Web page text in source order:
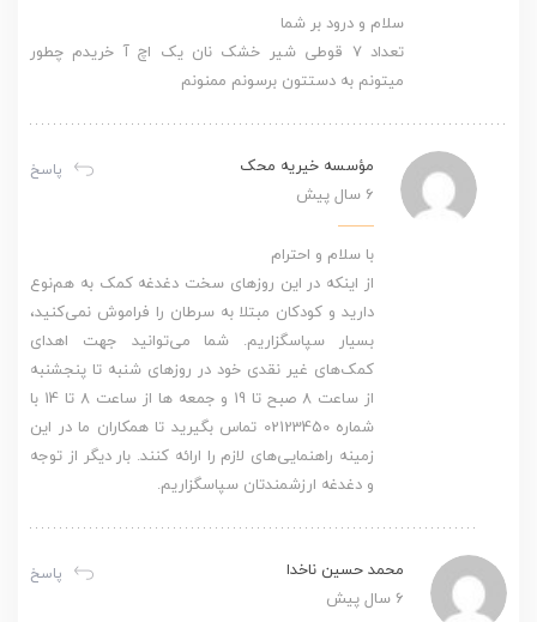
سلام و درود بر شما
تعداد ۷ قوطی شیر خشک نان یک اچ آ خریدم چطور
میتونم به دستتون برسونم ممنونم
پاسخ
مؤسسه خیریه محک
6 سال پیش
با سلام و احترام
از اینکه در این روزهای سخت دغدغه کمک به هم‌نوع
دارید و کودکان مبتلا به سرطان را فراموش نمی‌کنید،
بسیار سپاسگزاریم. شما می‌توانید جهت اهدای
کمک‌های غیر نقدی خود در روزهای شنبه تا پنجشنبه
از ساعت 8 صبح تا 19 و جمعه ها از ساعت 8 تا 14 با
شماره 02123450 تماس بگیرید تا همکاران ما در این
زمینه راهنمایی‌های لازم را ارائه کنند. بار دیگر از توجه
و دغدغه ارزشمندتان سپاسگزاریم.
پاسخ
محمد حسین ناخدا
6 سال پیش